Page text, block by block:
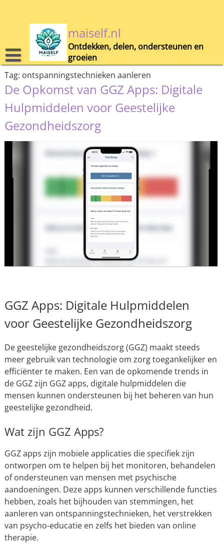
maiself.nl
Ontdekken, delen, ondersteunen en
groeien
Tag: ontspanningstechnieken aanleren
De Opkomst van GGZ Apps: Digitale
Hulpmiddelen voor Geestelijke
Gezondheidszorg
GGZ Apps: Digitale Hulpmiddelen
voor Geestelijke Gezondheidszorg
De geestelijke gezondheidszorg (GGZ) maakt steeds
meer gebruik van technologie om zorg toegankelijker en
efficiënter te maken. Een van de opkomende trends in
de GGZ zijn GGZ apps, digitale hulpmiddelen die
mensen kunnen ondersteunen bij het beheren van hun
geestelijke gezondheid.
Wat zijn GGZ Apps?
GGZ apps zijn mobiele applicaties die specifiek zijn
ontworpen om te helpen bij het monitoren, behandelen
of ondersteunen van mensen met psychische
aandoeningen. Deze apps kunnen verschillende functies
hebben, zoals het bijhouden van stemmingen, het
aanleren van ontspanningstechnieken, het verstrekken
van psycho-educatie en zelfs het bieden van online
therapie.